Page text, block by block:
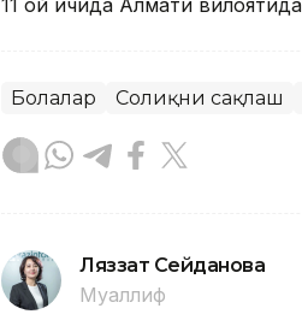
11 ой ичида Алмати
Болалар Соғлиқни сақлаш
Ляззат Сейданова
Муаллиф